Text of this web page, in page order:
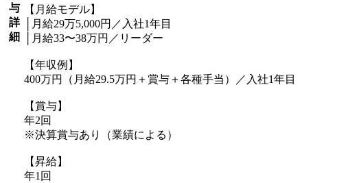
与
詳
細
【月給モデル】
│月給29万5,000円／入社1年目
│月給33〜38万円／リーダー
【年収例】
400万円（月給29.5万円＋賞与＋各種手当）／入社1年目
【賞与】
年2回
※決算賞与あり（業績による）
【昇給】
年1回